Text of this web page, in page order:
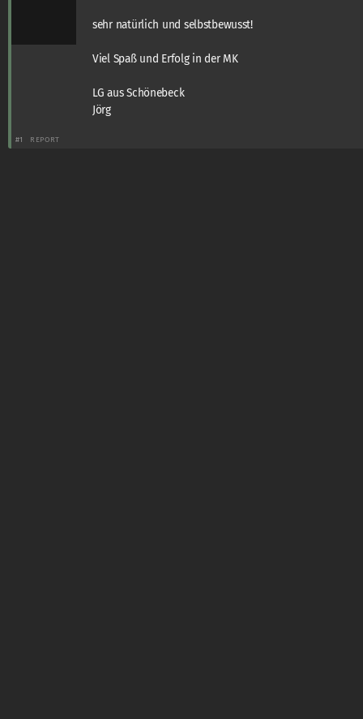
sehr natürlich und selbstbewusst!
Viel Spaß und Erfolg in der MK
LG aus Schönebeck
Jörg
#1 REPORT